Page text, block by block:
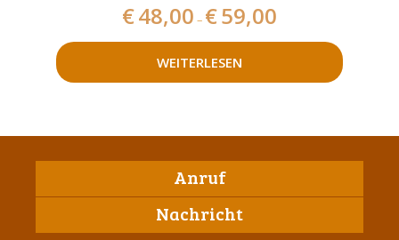
€48,00 – €59,00
WEITERLESEN
Anruf
Nachricht